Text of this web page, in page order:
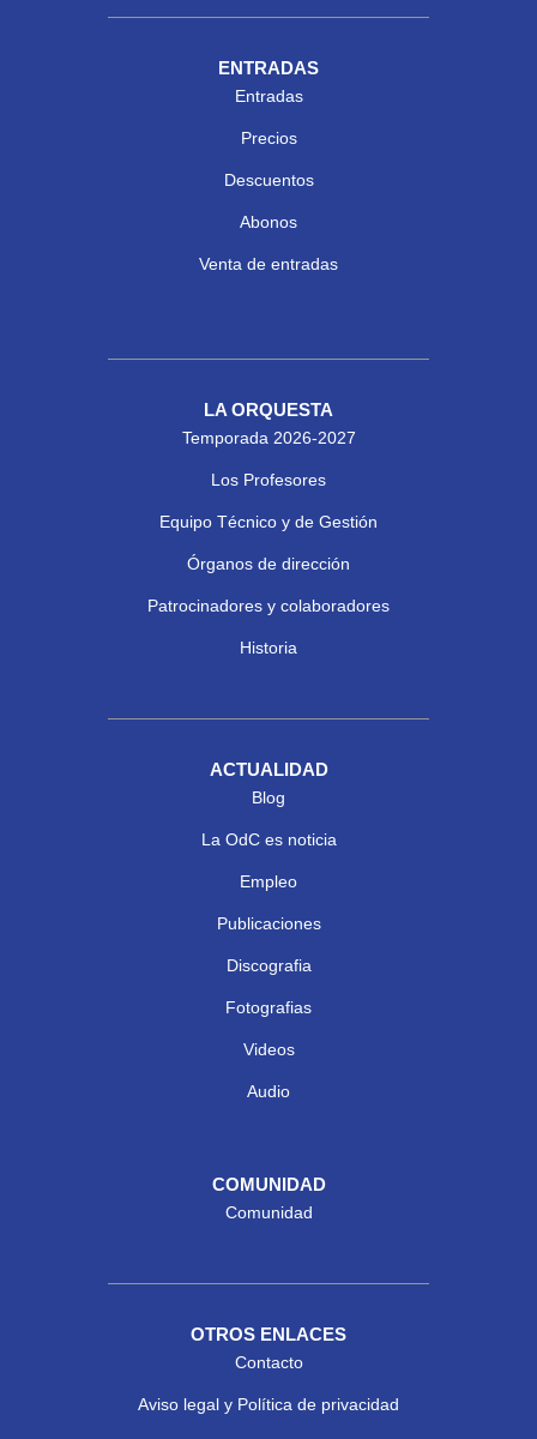
ENTRADAS
Entradas
Precios
Descuentos
Abonos
Venta de entradas
LA ORQUESTA
Temporada 2026-2027
Los Profesores
Equipo Técnico y de Gestión
Órganos de dirección
Patrocinadores y colaboradores
Historia
ACTUALIDAD
Blog
La OdC es noticia
Empleo
Publicaciones
Discografia
Fotografias
Videos
Audio
COMUNIDAD
Comunidad
OTROS ENLACES
Contacto
Aviso legal y Política de privacidad